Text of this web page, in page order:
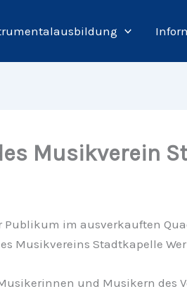
Musikverein
Publikum im ausverkauften
Musikvereins Stadtkapelle
und Musikern des